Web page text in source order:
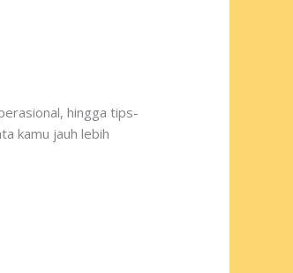
hingga tips-
kamu jauh lebih